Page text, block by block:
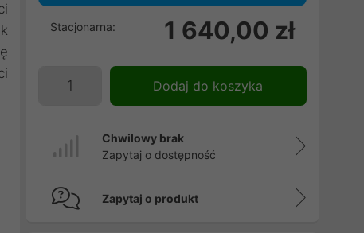
Stacjonarna: 1 640,00 zł
Dodaj do koszyka
Chwilowy brak
Zapytaj o dostępność
Zapytaj o produkt